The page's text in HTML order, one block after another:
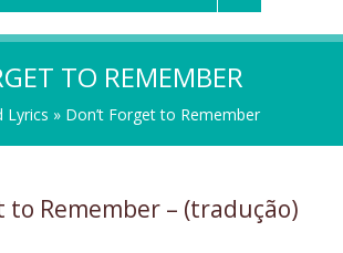
TO REMEMBER
Lyrics » Don’t Forget to Remember
to Remember – (tradução)